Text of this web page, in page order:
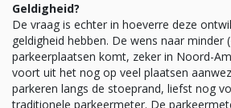
Geldigheid?
De vraag is echter in hoeverre deze
geldigheid hebben. De wens naar minder
parkeerplaatsen komt, zeker in Noord-
voort uit het nog op veel plaatsen
parkeren langs de stoeprand, liefst nog
traditionele parkeermeter. De